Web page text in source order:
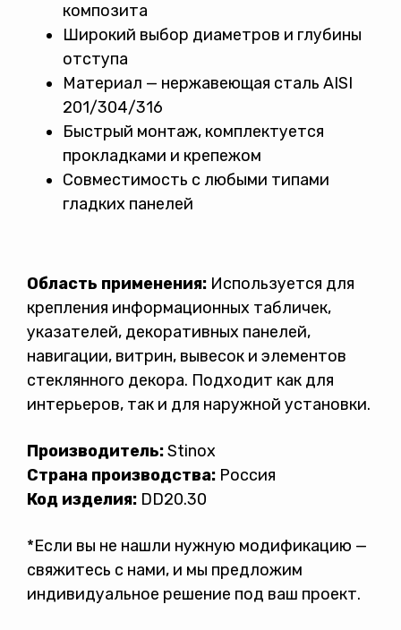
композита
Широкий выбор диаметров и глубины
отступа
Материал — нержавеющая сталь AISI
201/304/316
Быстрый монтаж, комплектуется
прокладками и крепежом
Совместимость с любыми типами
гладких панелей
Область применения: Используется для
крепления информационных табличек,
указателей, декоративных панелей,
навигации, витрин, вывесок и элементов
стеклянного декора. Подходит как для
интерьеров, так и для наружной установки.
Производитель:Stinox
Страна производства: Россия
Код изделия: DD20.30
*Если вы не нашли нужную модификацию —
свяжитесь с нами, и мы предложим
индивидуальное решение под ваш проект.